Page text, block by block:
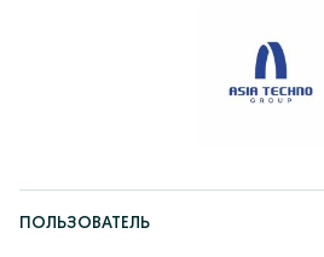
ПОЛЬЗОВАТЕЛЬ